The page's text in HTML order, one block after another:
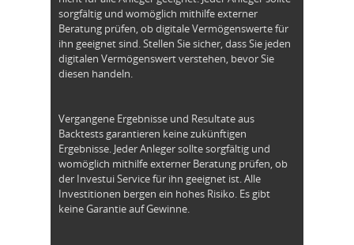
sorgfältig und womöglich mithilfe externer
Beratung prüfen, ob digitale Vermögenswerte für
ihn geeignet sind. Stellen Sie sicher, dass Sie jeden
digitalen Vermögenswert verstehen, bevor Sie
diesen handeln.
Vergangene Ergebnisse und Resultate aus
Backtests garantieren keine zukünftigen
Ergebnisse. Jeder Anleger sollte sorgfältig und
womöglich mithilfe externer Beratung prüfen, ob
der Investui Service für ihn geeignet ist. Alle
Investitionen bergen ein hohes Risiko. Es gibt
keine Garantie auf Gewinne.